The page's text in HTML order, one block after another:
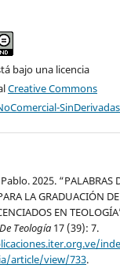
bajo una licencia
Creative Commons
2025. “PALABRAS
LA GRADUACIÓN
EN
Teología 17 (39): 7.
article/view/733.